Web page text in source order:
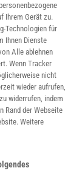
Ihrem Gerät zu.
Technologien für
Ihnen Dienste
Alle ablehnen
Wenn Tracker
nicht
wieder aufrufen,
widerrufen, indem
Rand der Webseite
Weitere